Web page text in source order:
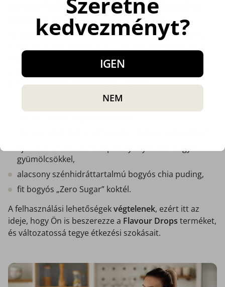
Az eperízű cseppek kiváló kiegészítői a
kedvenc ételeknek és italoknak.
eper aromával egyszerűen gazdagíthatja kedvenc
finom gyümölcsös ízt. Összeállítottunk Önnek néhány
ötletet
fitt ételek és italokelkészítéséhez, amelyek ízét
Flavour Dropsremekül gazdagítják:
fitt epres sajttorta pohárban,
gyümölcsökkel,
alacsony szénhidráttartalmú bogyós chia puding,
fit bogyós „Zero Sugar” koktél.
A felhasználási lehetőségekvégtelenek, ezért itt az
ideje, hogy Ön is beszerezze a Flavour Drops terméket,
és változatossá tegye étkezési szokásait.
kedvezményt?
IGEN
NEM